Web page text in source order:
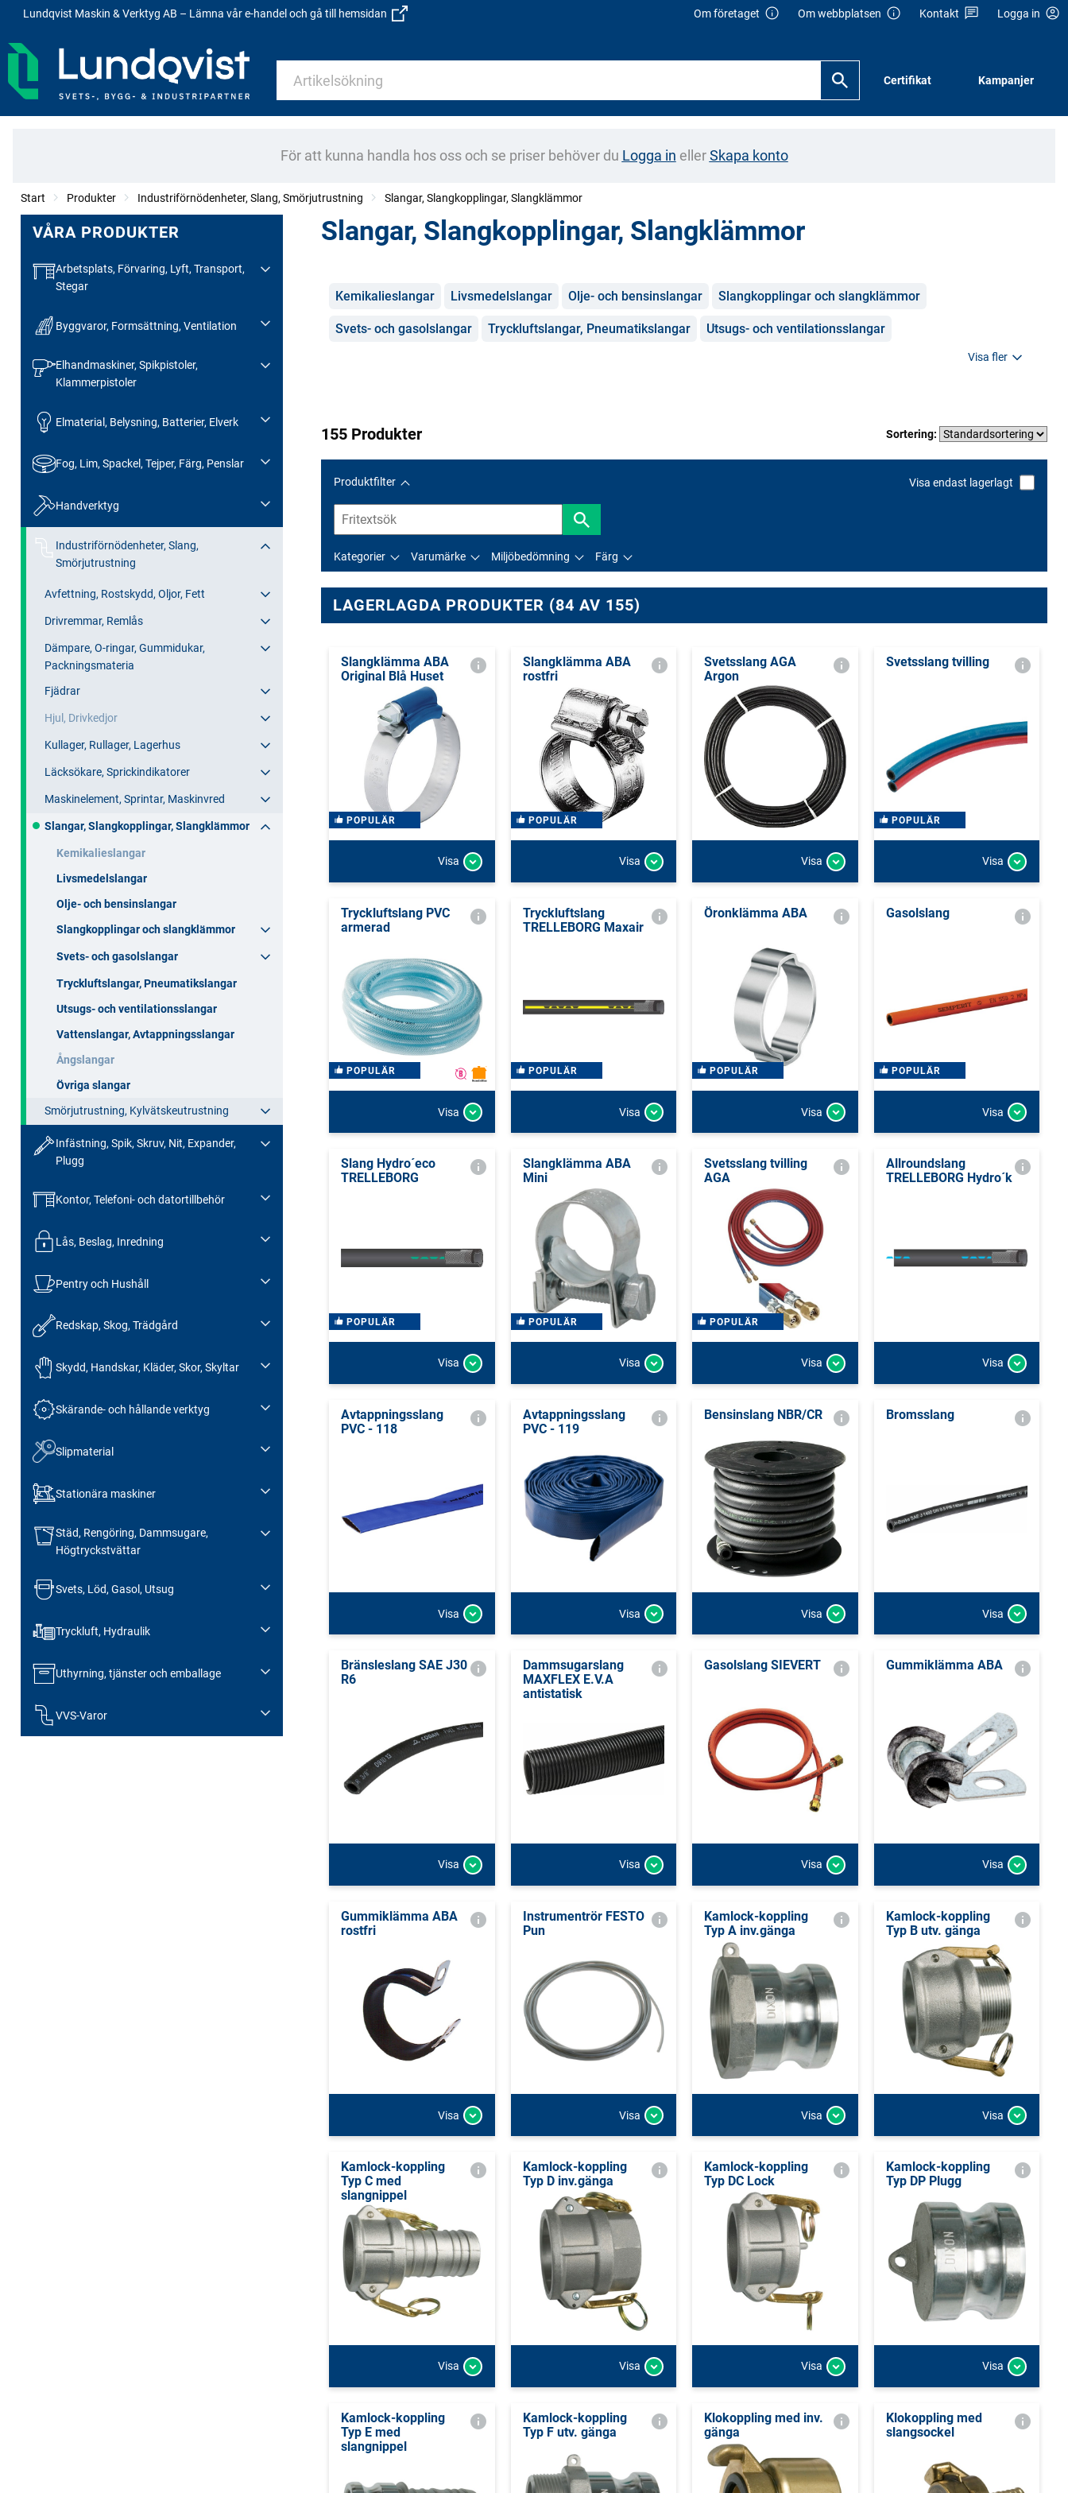
Lundqvist Maskin & Verktyg AB – Lämna vår e-handel och gå till hemsidan Om företaget Om webbplatsen Kontakt Logga in
Certifikat Kampanjer
För att kunna handla hos oss och se priser behöver du Logga in ellerSkapa konto
Start Produkter Industriförnödenheter, Slang, Smörjutrustning Slangar, Slangkopplingar, Slangklämmor
VÅRA PRODUKTER
Arbetsplats, Förvaring, Lyft, Transport,
Stegar
Byggvaror, Formsättning, Ventilation
Elhandmaskiner, Spikpistoler,
Klammerpistoler
Elmaterial, Belysning, Batterier, Elverk
Fog, Lim, Spackel, Tejper, Färg, Penslar
Handverktyg
Industriförnödenheter, Slang,
Smörjutrustning
Avfettning, Rostskydd, Oljor, Fett
Drivremmar, Remlås
Dämpare, O-ringar, Gummidukar,
Packningsmateria
Fjädrar
Hjul, Drivkedjor
Kullager, Rullager, Lagerhus
Läcksökare, Sprickindikatorer
Maskinelement, Sprintar, Maskinvred
Slangar, Slangkopplingar, Slangklämmor
Kemikalieslangar
Livsmedelslangar
Olje- och bensinslangar
Slangkopplingar och slangklämmor
Svets- och gasolslangar
Tryckluftslangar, Pneumatikslangar
Utsugs- och ventilationsslangar
Vattenslangar, Avtappningsslangar
Ångslangar
Övriga slangar
Smörjutrustning, Kylvätskeutrustning
Infästning, Spik, Skruv, Nit, Expander,
Plugg
Kontor, Telefoni- och datortillbehör
Lås, Beslag, Inredning
Pentry och Hushåll
Redskap, Skog, Trädgård
Skydd, Handskar, Kläder, Skor, Skyltar
Skärande- och hållande verktyg
Slipmaterial
Stationära maskiner
Städ, Rengöring, Dammsugare,
Högtryckstvättar
Svets, Löd, Gasol, Utsug
Tryckluft, Hydraulik
Uthyrning, tjänster och emballage
VVS-Varor
Slangar, Slangkopplingar, Slangklämmor
Kategorier
Kemikalieslangar Livsmedelslangar Olje- och bensinslangar Slangkopplingar och slangklämmor
Svets- och gasolslangar Tryckluftslangar, Pneumatikslangar Utsugs- och ventilationsslangar
Visa fler
155 Produkter Sortering:
Produktfilter Visa endast lagerlagt
Kategorier Varumärke Miljöbedömning Färg
LAGERLAGDA PRODUKTER (84 AV 155)
Slangklämma ABA
Original Blå Huset
POPULÄR
Visa
Slangklämma ABA
rostfri
POPULÄR
Visa
Svetsslang AGA
Argon
Visa
Svetsslang tvilling
POPULÄR
Visa
Tryckluftslang PVC
armerad
POPULÄR
Visa
Tryckluftslang
TRELLEBORG Maxair
POPULÄR
Visa
Öronklämma ABA
POPULÄR
Visa
Gasolslang
POPULÄR
Visa
Slang Hydro´eco
TRELLEBORG
POPULÄR
Visa
Slangklämma ABA
Mini
POPULÄR
Visa
Svetsslang tvilling
AGA
POPULÄR
Visa
Allroundslang
TRELLEBORG Hydro´k
Visa
Avtappningsslang
PVC - 118
Visa
Avtappningsslang
PVC - 119
Visa
Bensinslang NBR/CR
Visa
Bromsslang
Visa
Bränsleslang SAE J30
R6
Visa
Dammsugarslang
MAXFLEX E.V.A
antistatisk
Visa
Gasolslang SIEVERT
Visa
Gummiklämma ABA
Visa
Gummiklämma ABA
rostfri
Visa
Instrumentrör FESTO
Pun
Visa
Kamlock-koppling
Typ A inv.gänga
Visa
Kamlock-koppling
Typ B utv. gänga
Visa
Kamlock-koppling
Typ C med
slangnippel
Visa
Kamlock-koppling
Typ D inv.gänga
Visa
Kamlock-koppling
Typ DC Lock
Visa
Kamlock-koppling
Typ DP Plugg
Visa
Kamlock-koppling
Typ E med
slangnippel
Kamlock-koppling
Typ F utv. gänga
Klokoppling med inv.
gänga
Klokoppling med
slangsockel